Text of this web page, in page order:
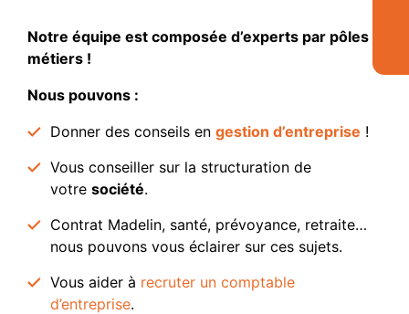
Notre équipe est composée d’experts par pôles
métiers !
Nous pouvons :
Donner des conseils en gestion d’entreprise !
Vous conseiller sur la structuration de
votre société.
Contrat Madelin, santé, prévoyance, retraite…
nous pouvons vous éclairer sur ces sujets.
Vous aider à recruter un comptable
d’entreprise.